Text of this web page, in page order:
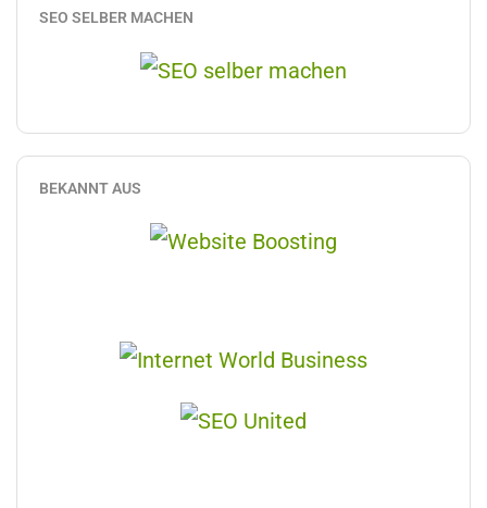
SEO SELBER MACHEN
BEKANNT AUS